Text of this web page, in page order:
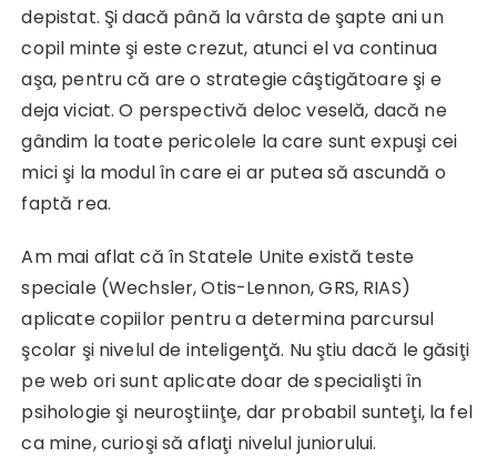
depistat. Şi dacă până la vârsta de şapte ani un
copil minte şi este crezut, atunci el va continua
aşa, pentru că are o strategie câştigătoare şi e
deja viciat. O perspectivă deloc veselă, dacă ne
gândim la toate pericolele la care sunt expuşi cei
mici şi la modul în care ei ar putea să ascundă o
faptă rea.
Am mai aflat că în Statele Unite există teste
speciale (Wechsler, Otis-Lennon, GRS, RIAS)
aplicate copiilor pentru a determina parcursul
şcolar şi nivelul de inteligenţă. Nu ştiu dacă le găsiţi
pe web ori sunt aplicate doar de specialişti în
psihologie şi neuroştiinţe, dar probabil sunteţi, la fel
ca mine, curioşi să aflaţi nivelul juniorului.